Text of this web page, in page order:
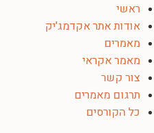
ראשי
אודות אתר אקדמג'יק
מאמרים
מאמר אקראי
צור קשר
תרגום מאמרים
כל הקורסים